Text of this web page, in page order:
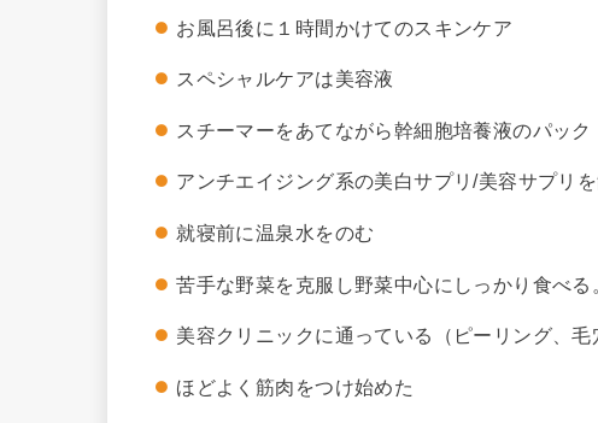
お風呂後に１時間かけてのスキンケア
スペシャルケアは美容液
スチーマーをあてながら幹細胞培養液のパック
アンチエイジング系の美白サプリ/美容サプリ
就寝前に温泉水をのむ
苦手な野菜を克服し野菜中心にしっかり食べ
美容クリニックに通っている（ピーリング、毛
ほどよく筋肉をつけ始めた